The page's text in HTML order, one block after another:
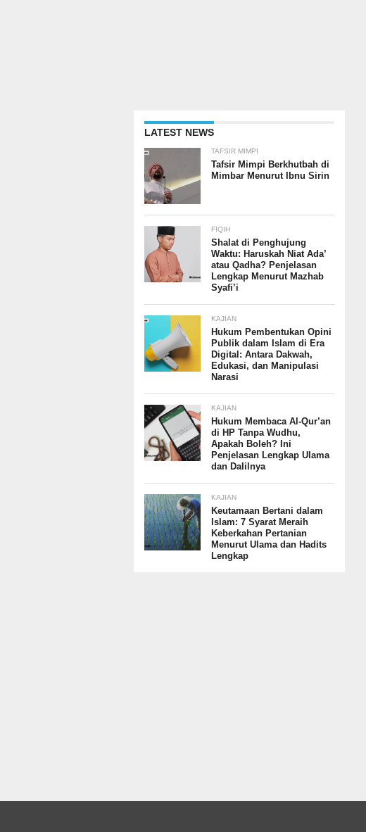
LATEST NEWS
TAFSIR MIMPI
Tafsir Mimpi Berkhutbah di
Mimbar Menurut Ibnu Sirin
FIQIH
Shalat di Penghujung
Waktu: Haruskah Niat Ada’
atau Qadha? Penjelasan
Lengkap Menurut Mazhab
Syafi’i
KAJIAN
Hukum Pembentukan Opini
Publik dalam Islam di Era
Digital: Antara Dakwah,
Edukasi, dan Manipulasi
Narasi
KAJIAN
Hukum Membaca Al-Qur’an
di HP Tanpa Wudhu,
Apakah Boleh? Ini
Penjelasan Lengkap Ulama
dan Dalilnya
KAJIAN
Keutamaan Bertani dalam
Islam: 7 Syarat Meraih
Keberkahan Pertanian
Menurut Ulama dan Hadits
Lengkap